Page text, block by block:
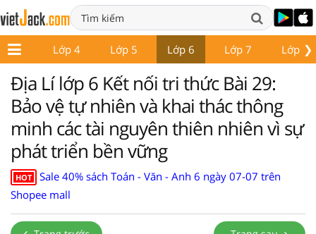
❯
3 Lớp 4 Lớp 5 Lớp 6 Lớp 7 Lớp 8
Địa Lí lớp 6 Kết nối tri thức Bài 29:
Bảo vệ tự nhiên và khai thác thông
minh các tài nguyên thiên nhiên vì sự
phát triển bền vững
HOT
Sale 40% sách Toán - Văn - Anh 6 ngày 07-07 trên
Shopee mall